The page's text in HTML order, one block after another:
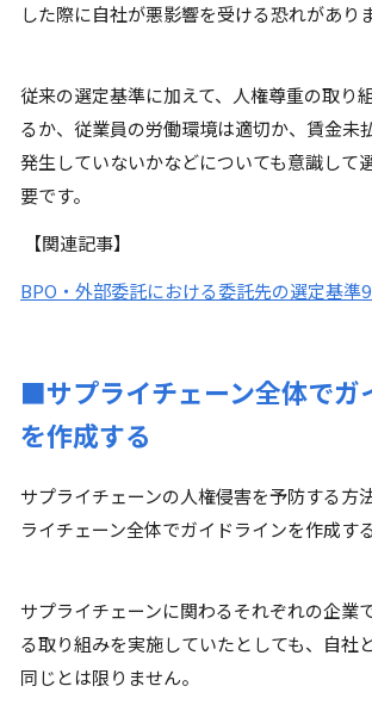
した際に自社が悪影響を受ける恐れがあり
従来の選定基準に加えて、人権尊重の取り
るか、従業員の労働環境は適切か、賃金未
発生していないかなどについても意識して
要です。
【関連記事】
BPO・外部委託における委託先の選定基準
■サプライチェーン全体でガ
を作成する
サプライチェーンの人権侵害を予防する方
ライチェーン全体でガイドラインを作成す
サプライチェーンに関わるそれぞれの企業
る取り組みを実施していたとしても、自社
同じとは限りません。